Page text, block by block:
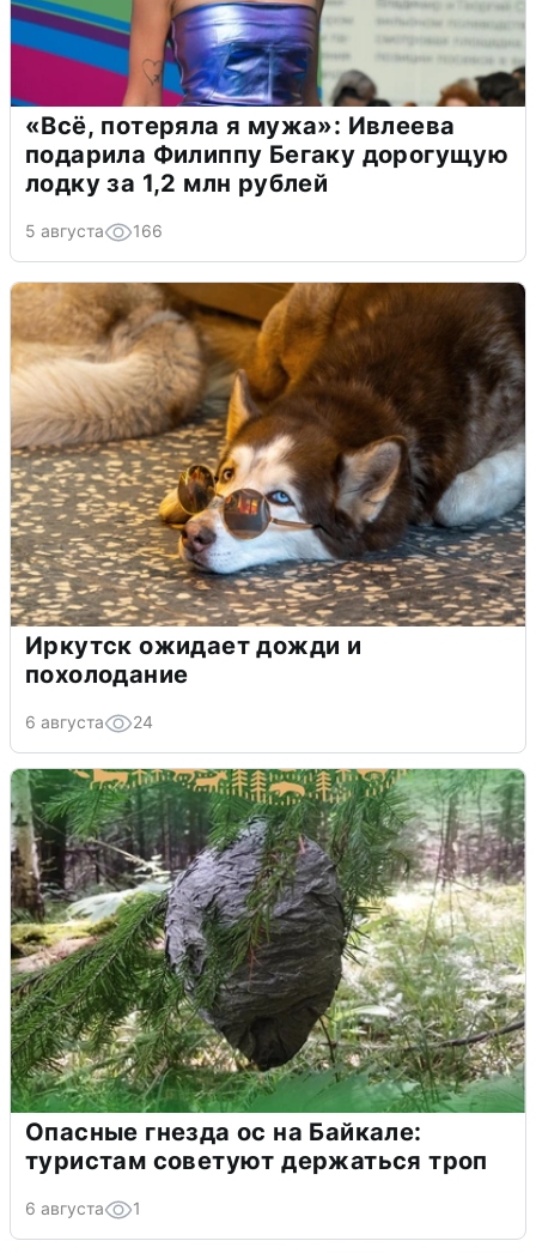
«Всё, потеряла я мужа»: Ивлеева
подарила Филиппу Бегаку дорогущую
лодку за 1,2 млн рублей
5 августа 166
Иркутск ожидает дожди и
похолодание
6 августа 24
Опасные гнезда ос на Байкале:
туристам советуют держаться троп
6 августа 1